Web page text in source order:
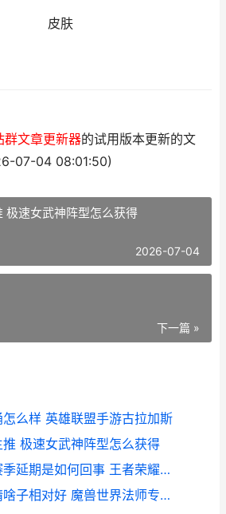
皮肤
群文章更新器的试用版本更新的文
07-04 08:01:50)
极速女武神阵型怎么获得
2026-07-04
下一篇 »
么样 英雄联盟手游古拉加斯
极速女武神阵型怎么获得
王者荣耀荣耀新赛季延期是如何回事 王者荣耀荣耀新赛季什么开始
魔兽世界法师专精啥子相对好 魔兽世界法师专用宏